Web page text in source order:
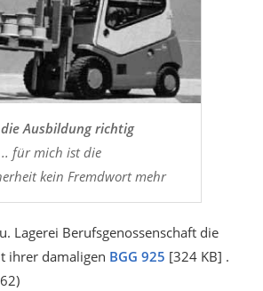
Ausbildung richtig
für mich ist die
kein Fremdwort mehr
Lagerei Berufsgenossenschaft die
ihrer damaligen BGG 925 [324 KB] .